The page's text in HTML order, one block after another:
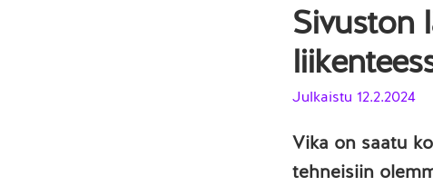
Sivuston
Julkaistu 12.2.2024
Vika on saatu
tehneisiin